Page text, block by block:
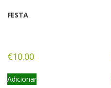
FESTA
€10.00
Adicionar